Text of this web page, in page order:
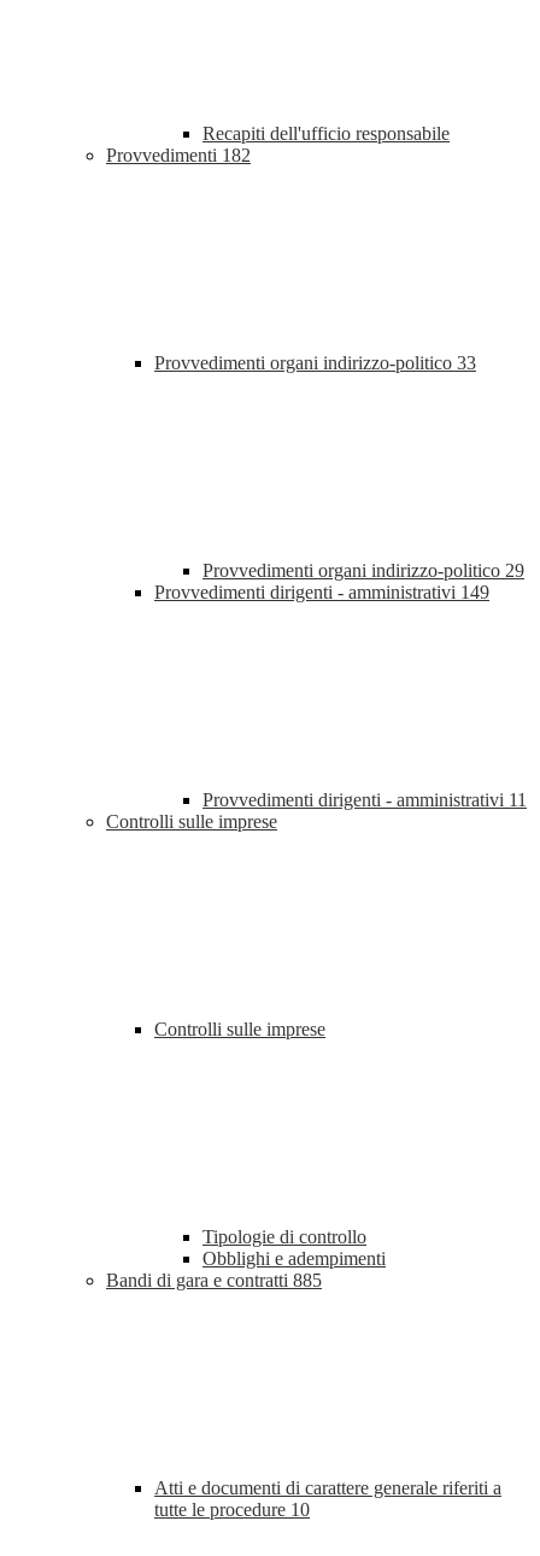
Recapiti dell'ufficio responsabile
Provvedimenti 182
Provvedimenti organi indirizzo-politico 33
Provvedimenti organi indirizzo-politico 29
Provvedimenti dirigenti - amministrativi 149
Provvedimenti dirigenti - amministrativi 11
Controlli sulle imprese
Controlli sulle imprese
Tipologie di controllo
Obblighi e adempimenti
Bandi di gara e contratti 885
Atti e documenti di carattere generale riferiti a
tutte le procedure 10